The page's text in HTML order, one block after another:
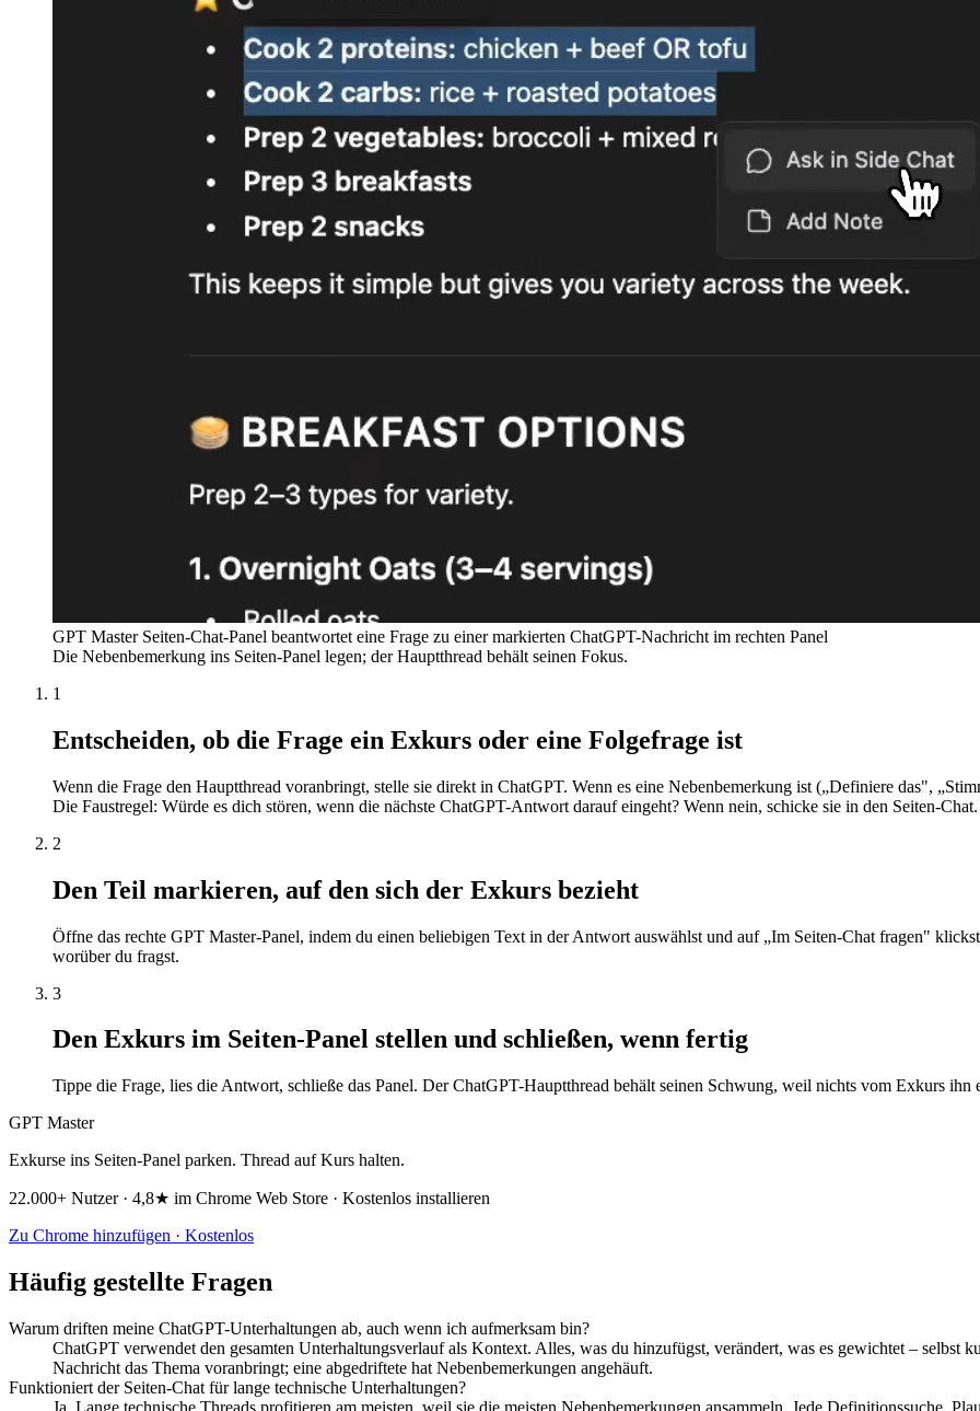
GPT Master Seiten-Chat-Panel beantwortet eine Frage zu einer markierten ChatGPT-Nachricht im rechten Panel
Die Nebenbemerkung ins Seiten-Panel legen; der Hauptthread behält seinen Fokus.
1
Entscheiden, ob die Frage ein Exkurs oder eine Folgefrage ist
Wenn die Frage den Hauptthread voranbringt, stelle sie direkt in ChatGPT. Wenn es eine Nebenbemerkung ist („Definiere das",
Die Faustregel: Würde es dich stören, wenn die nächste ChatGPT-Antwort darauf eingeht? Wenn nein, schicke sie in den Seiten-Chat.
2
Den Teil markieren, auf den sich der Exkurs bezieht
Öffne das rechte GPT Master-Panel, indem du einen beliebigen Text in der Antwort auswählst und auf „Im Seiten-Chat fragen"
worüber du fragst.
3
Den Exkurs im Seiten-Panel stellen und schließen, wenn fertig
Tippe die Frage, lies die Antwort, schließe das Panel. Der ChatGPT-Hauptthread behält seinen Schwung, weil nichts vom Exkurs ihn
GPT Master
Exkurse ins Seiten-Panel parken. Thread auf Kurs halten.
22.000+ Nutzer · 4,8★ im Chrome Web Store · Kostenlos installieren
Zu Chrome hinzufügen · Kostenlos
Häufig gestellte Fragen
Warum driften meine ChatGPT-Unterhaltungen ab, auch wenn ich aufmerksam bin?
ChatGPT verwendet den gesamten Unterhaltungsverlauf als Kontext. Alles, was du hinzufügst, verändert, was es gewichtet – selbst
Nachricht das Thema voranbringt; eine abgedriftete hat Nebenbemerkungen angehäuft.
Funktioniert der Seiten-Chat für lange technische Unterhaltungen?